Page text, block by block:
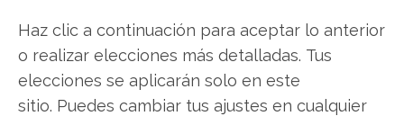
Haz clic a continuación para aceptar lo anterior
o realizar elecciones más detalladas. Tus
elecciones se aplicarán solo en este
sitio. Puedes cambiar tus ajustes en cualquier
valor neto, el mecanismo deja de crear valor.
Cualquier nueva compra de Bitcoin financiada
con emisiones se volvería dilutiva para los
accionistas actuales, incluso en un escenario de